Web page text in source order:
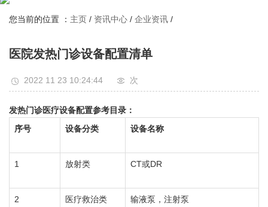
无尘车间
您当前的位置 ： 主页 / 资讯中心 / 企业资讯 /
医院发热门诊设备配置清单
2022 11 23 10:24:44 次
发热门诊医疗设备配置参考目录：
序号
设备分类 设备名称
1 放射类 CT或DR
2 医疗救治类 输液泵，注射泵